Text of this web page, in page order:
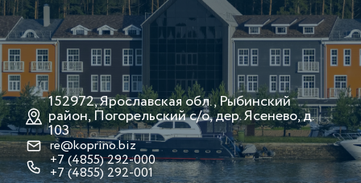
152972, Ярославская обл., Рыбинский
район, Погорельский с/о, дер. Ясенево, д.
103
re@koprino.biz
+7 (4855) 292-000
+7 (4855) 292-001